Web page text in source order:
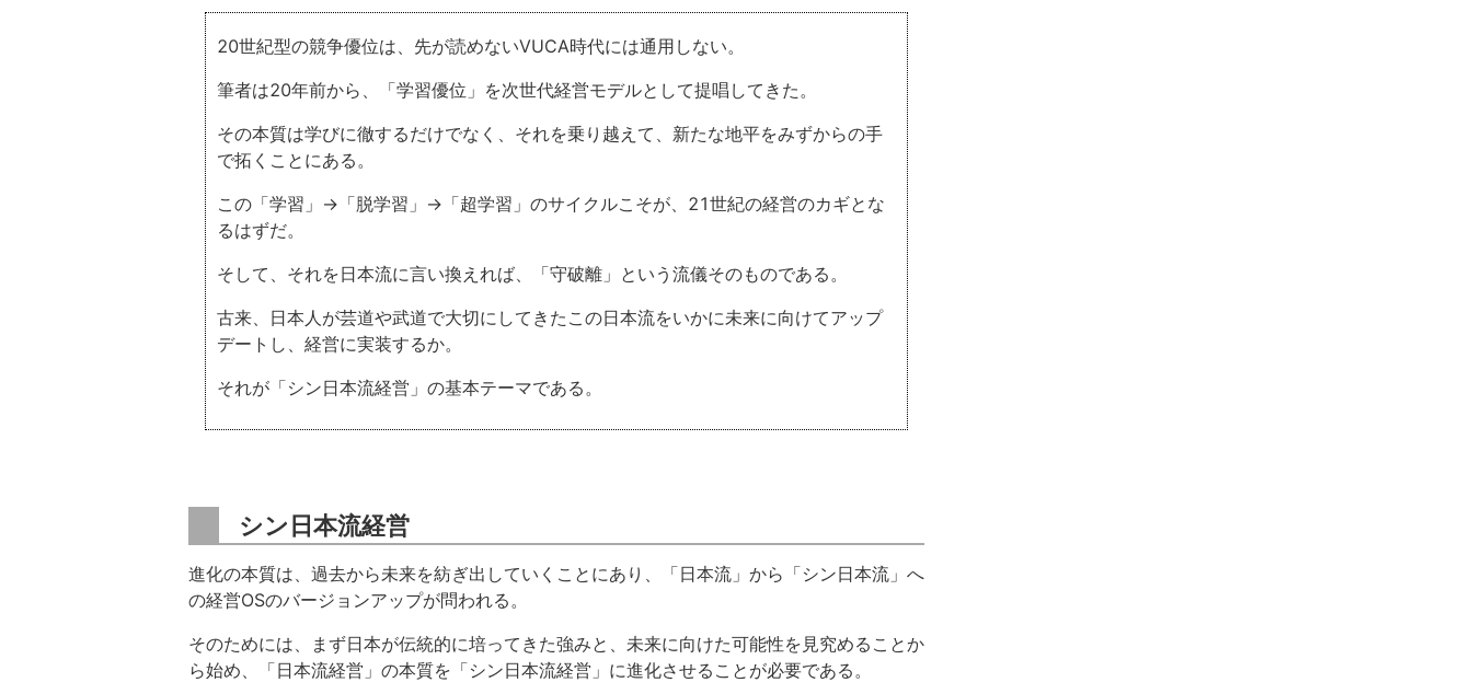
20世紀型の競争優位は、先が読めないVUCA時代には通用しない。
筆者は20年前から、「学習優位」を次世代経営モデルとして提唱してきた。
その本質は学びに徹するだけでなく、それを乗り越えて、新たな地平をみずからの手
で拓くことにある。
この「学習」→「脱学習」→「超学習」のサイクルこそが、21世紀の経営のカギとな
るはずだ。
そして、それを日本流に言い換えれば、「守破離」という流儀そのものである。
古来、日本人が芸道や武道で大切にしてきたこの日本流をいかに未来に向けてアップ
デートし、経営に実装するか。
それが「シン日本流経営」の基本テーマである。
シン日本流経営
進化の本質は、過去から未来を紡ぎ出していくことにあり、「日本流」から「シン日本流」へ
の経営OSのバージョンアップが問われる。
そのためには、まず日本が伝統的に培ってきた強みと、未来に向けた可能性を見究めることか
ら始め、「日本流経営」の本質を「シン日本流経営」に進化させることが必要である。